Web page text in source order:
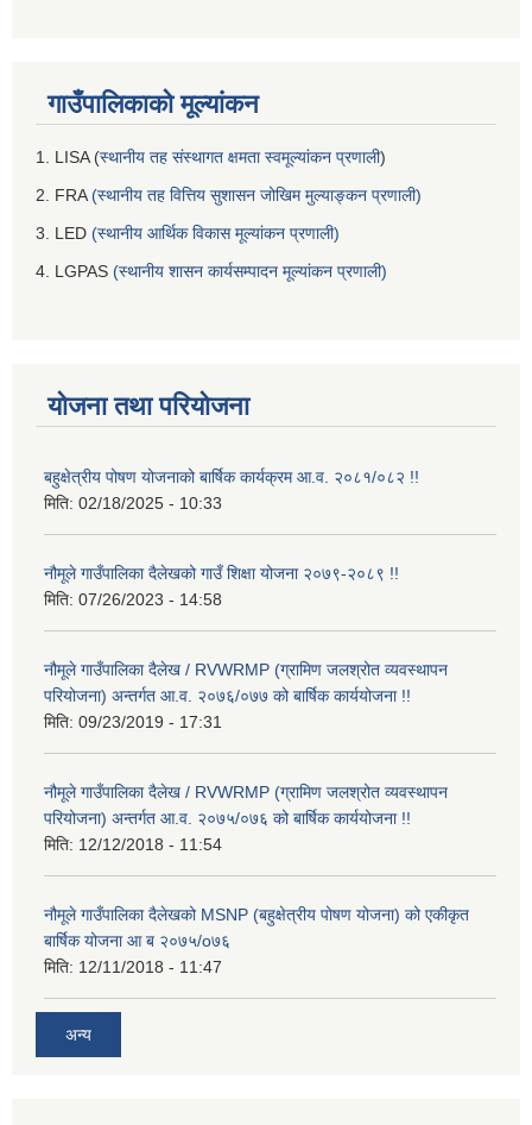
गाउँपालिकाको मूल्यांकन
1. LISA (स्थानीय तह संस्थागत क्षमता स्वमूल्यांकन प्रणाली)
2. FRA(स्थानीय तह वित्तिय सुशासन जोखिम मुल्याङ्कन प्रणाली)
3. LED (स्थानीय आर्थिक विकास मूल्यांकन प्रणाली)
4. LGPAS (स्थानीय शासन कार्यसम्पादन मूल्यांकन प्रणाली)
योजना तथा परियोजना
बहुक्षेत्रीय पोषण योजनाको बार्षिक कार्यक्रम आ.व. २०८१/०८२ !!
मिति: 02/18/2025 - 10:33
नौमूले गाउँपालिका दैलेखको गाउँ शिक्षा योजना २०७९-२०८९ !!
मिति: 07/26/2023 - 14:58
नौमूले गाउँपालिका दैलेख / RVWRMP (ग्रामिण जलश्रोत व्यवस्थापन
परियोजना) अन्तर्गत आ.व. २०७६/०७७ को बार्षिक कार्ययोजना !!
मिति: 09/23/2019 - 17:31
नौमूले गाउँपालिका दैलेख / RVWRMP (ग्रामिण जलश्रोत व्यवस्थापन
परियोजना) अन्तर्गत आ.व. २०७५/०७६ को बार्षिक कार्ययोजना !!
मिति: 12/12/2018 - 11:54
नौमूले गाउँपालिका दैलेखको MSNP (बहुक्षेत्रीय पोषण योजना) को एकीकृत
बार्षिक योजना आ ब २०७५/o७६
मिति: 12/11/2018 - 11:47
अन्य